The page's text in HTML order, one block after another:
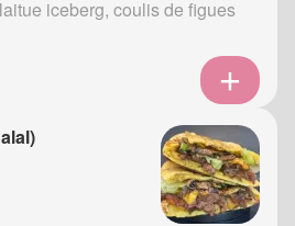
iceberg, coulis de figues